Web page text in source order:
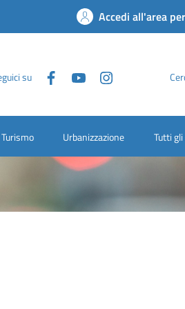
Accedi all'area
su
Turismo Urbanizzazione Tutti